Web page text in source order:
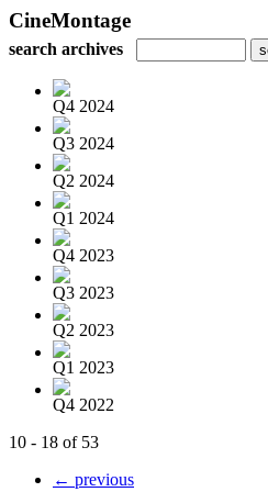
CineMontage
search archives
Q4 2024
Q3 2024
Q2 2024
Q1 2024
Q4 2023
Q3 2023
Q2 2023
Q1 2023
Q4 2022
10 - 18 of 53
← previous